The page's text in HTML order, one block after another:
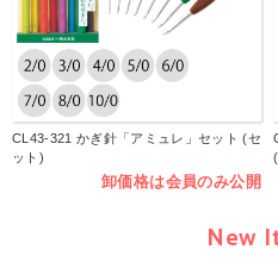
CL43-321 かぎ針「アミュレ」セット (セ
ット)
卸価格は会員のみ公開
New